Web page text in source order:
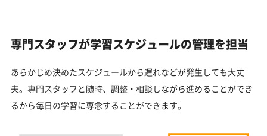
専門スタッフが学習スケジュールの管理を担当
あらかじめ決めたスケジュールから遅れなどが発生しても大丈
夫。専門スタッフと随時、調整・相談しながら進めることができ
るから毎日の学習に専念することができます。